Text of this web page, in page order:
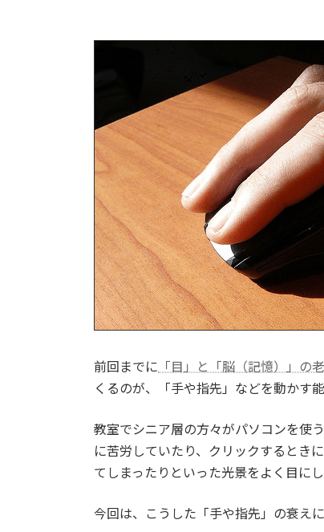
前回までに 「目」と「脳（記憶）」の
くるのが、「手や指先」などを動かす能
教室でシニア層の方々がパソコンを使
に苦労していたり、クリックするとき
てしまったりといった光景をよく目にし
今回は、こうした「手や指先」の衰え